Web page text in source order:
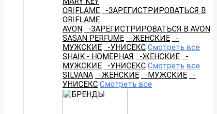
ORIFLAME
-ЗАРЕГИСТРИРОВАТЬСЯ В
ORIFLAME
AVON
-ЗАРЕГИСТРИРОВАТЬСЯ В AVON
SASAN PERFUME
-ЖЕНСКИЕ
-
МУЖСКИЕ
-УНИСЕКС Смотреть все
SHAIK - НОМЕРНАЯ
-ЖЕНСКИЕ
-
МУЖСКИЕ
-УНИСЕКС Смотреть все
SILVANA
-ЖЕНСКИЕ -МУЖСКИЕ
-
УНИСЕКС Смотреть все